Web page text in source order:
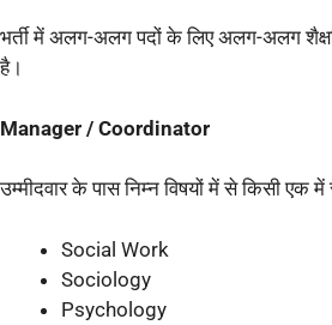
भर्ती में अलग-अलग पदों के लिए अलग-अलग
है।
Manager / Coordinator
उम्मीदवार के पास निम्न विषयों में से किसी एक में
Social Work
Sociology
Psychology